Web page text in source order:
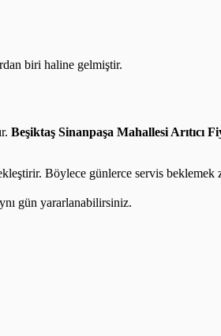
biri haline gelmiştir.
Beşiktaş Sinanpaşa Mahallesi Arıtıcı
Böylece günlerce servis beklemek
gün yararlanabilirsiniz.